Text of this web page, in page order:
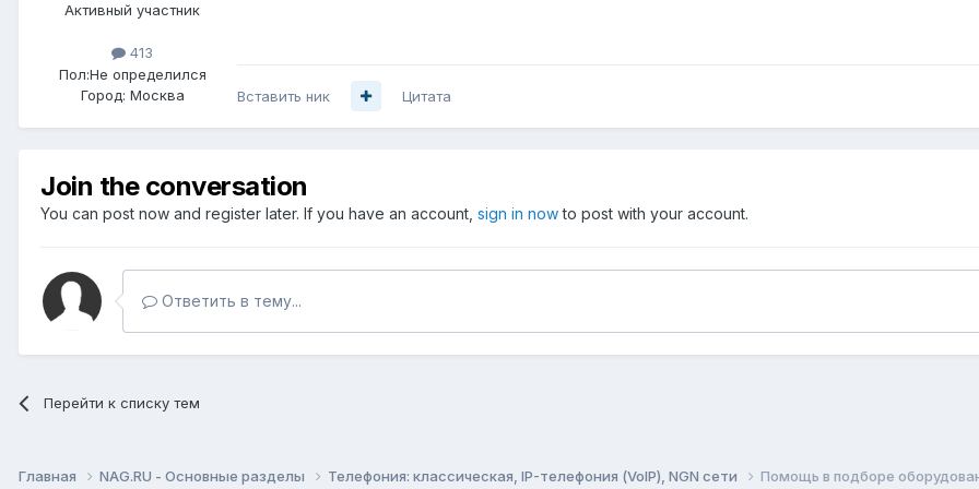
Активный участник
413
Пол:Не определился
Город: Москва Вставить ник Цитата
Join the conversation
You can post now and register later. If you have an account, sign in nowto post with your account.
Ответить в тему...
Перейти к списку тем
Главная NAG.RU - Основные разделы Телефония: классическая, IP-телефония (VoIP), NGN сети Помощь в подборе